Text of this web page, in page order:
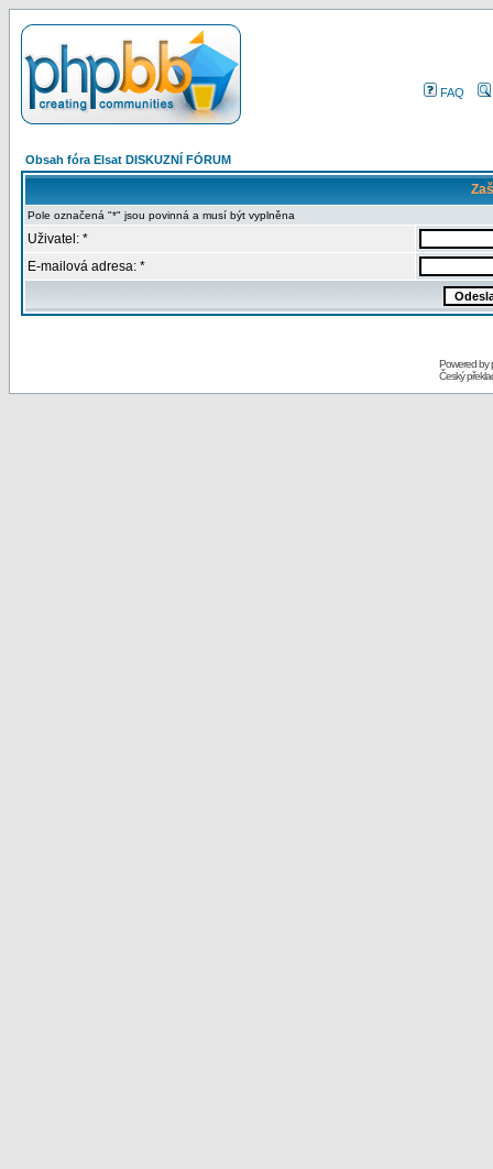
FAQ
Obsah fóra Elsat DISKUZNÍ FÓRUM
Pole označená "*" jsou povinná a musí být vyplněna
Uživatel: *
E-mailová adresa: *
Powered by
Český